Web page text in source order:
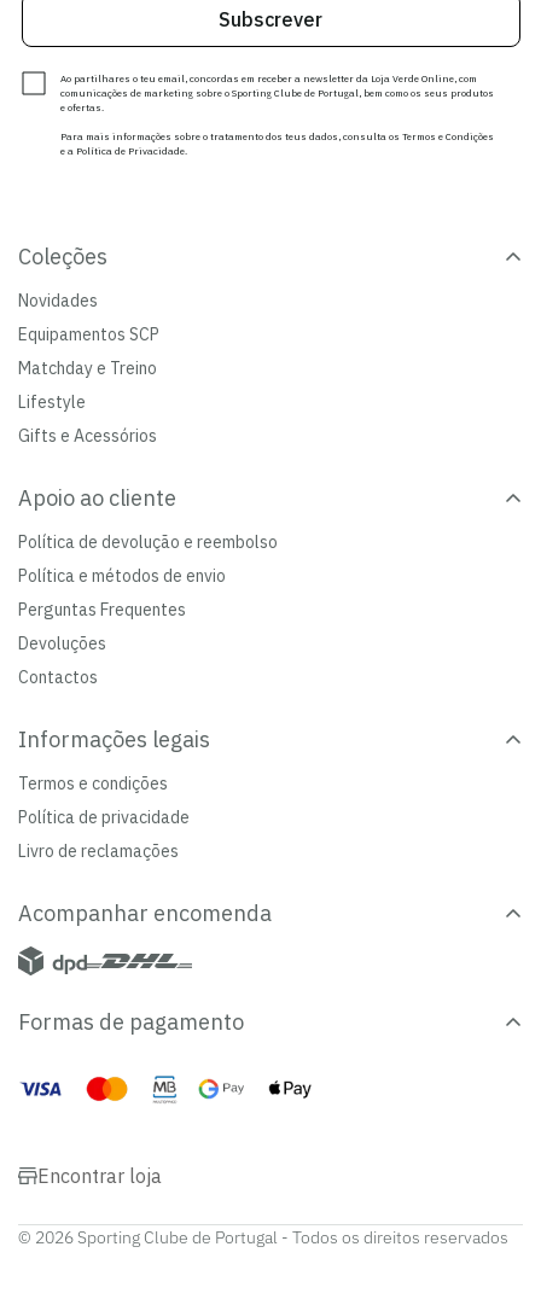
Subscrever
Ao partilhares o teu email, concordas em receber a newsletter da Loja Verde Online, com
comunicações de marketing sobre o Sporting Clube de Portugal, bem como os seus produtos
e ofertas.
Para mais informações sobre o tratamento dos teus dados, consulta os Termos e Condições
e a Política de Privacidade.
Coleções
Novidades
Equipamentos SCP
Matchday e Treino
Lifestyle
Gifts e Acessórios
Apoio ao cliente
Política de devolução e reembolso
Política e métodos de envio
Perguntas Frequentes
Devoluções
Contactos
Informações legais
Termos e condições
Política de privacidade
Livro de reclamações
Acompanhar encomenda
Formas de pagamento
Encontrar loja
© 2026 Sporting Clube de Portugal - Todos os direitos reservados